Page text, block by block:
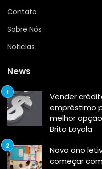
Contato
Sobre Nós
Noticias
News
Vender
empréstimo
melhor
Brito Loyola
Novo ano
começar